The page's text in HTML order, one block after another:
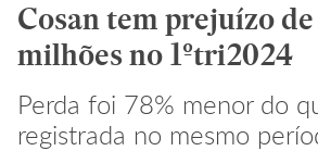
Cosan tem prejuízo de
milhões no 1ºtri2024
Perda foi 78% menor do
registrada no mesmo